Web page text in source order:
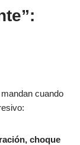
cuando
choque